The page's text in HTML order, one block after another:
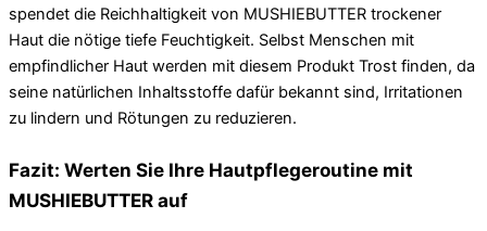
spendet die Reichhaltigkeit von MUSHIEBUTTER trockener
Haut die nötige tiefe Feuchtigkeit. Selbst Menschen mit
empfindlicher Haut werden mit diesem Produkt Trost finden, da
seine natürlichen Inhaltsstoffe dafür bekannt sind, Irritationen
zu lindern und Rötungen zu reduzieren.
Fazit: Werten Sie Ihre Hautpflegeroutine mit
MUSHIEBUTTER auf